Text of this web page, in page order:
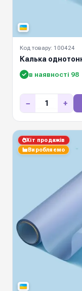
Код товару: 100424
Калька
в наявності 98
− +
Хіт продажів
Виробляємо